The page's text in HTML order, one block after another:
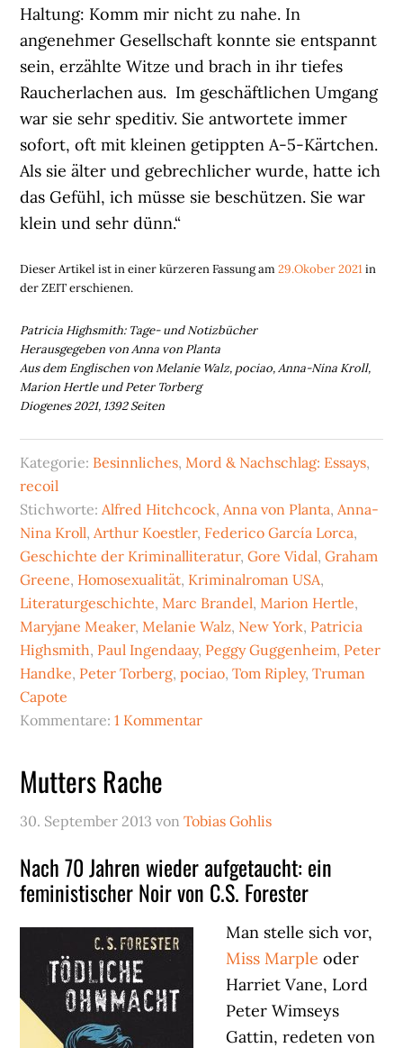
Haltung: Komm mir nicht zu nahe. In
angenehmer Gesellschaft konnte sie entspannt
sein, erzählte Witze und brach in ihr tiefes
Raucherlachen aus. Im geschäftlichen Umgang
war sie sehr speditiv. Sie antwortete immer
sofort, oft mit kleinen getippten A-5-Kärtchen.
Als sie älter und gebrechlicher wurde, hatte ich
das Gefühl, ich müsse sie beschützen. Sie war
klein und sehr dünn.“
Dieser Artikel ist in einer kürzeren Fassung am29.Okober 2021in
der ZEIT erschienen.
Patricia Highsmith: Tage- und Notizbücher
Herausgegeben von Anna von Planta
Aus dem Englischen von Melanie Walz, pociao, Anna-Nina Kroll,
Marion Hertle und Peter Torberg
Diogenes 2021, 1392 Seiten
Kategorie: Besinnliches, Mord & Nachschlag: Essays,
recoil
Stichworte: Alfred Hitchcock, Anna von Planta, Anna-
Nina Kroll, Arthur Koestler, Federico García Lorca,
Geschichte der Kriminalliteratur,Gore Vidal,Graham
Greene, Homosexualität, Kriminalroman USA,
Literaturgeschichte, Marc Brandel, Marion Hertle,
Maryjane Meaker, Melanie Walz, New York, Patricia
Highsmith, Paul Ingendaay, Peggy Guggenheim, Peter
Handke, Peter Torberg,pociao,Tom Ripley,Truman
Capote
Kommentare:1 Kommentar
Mutters Rache
30. September 2013 vonTobias Gohlis
Nach 70 Jahren wieder aufgetaucht: ein
feministischer Noir von C.S. Forester
Man stelle sich vor,
Miss Marpleoder
Harriet Vane, Lord
Peter Wimseys
Gattin, redeten von